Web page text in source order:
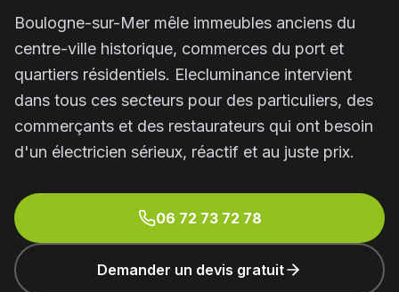
Boulogne-sur-Mer mêle immeubles anciens du
centre-ville historique, commerces du port et
quartiers résidentiels. Elecluminance intervient
dans tous ces secteurs pour des particuliers, des
commerçants et des restaurateurs qui ont besoin
d'un électricien sérieux, réactif et au juste prix.
06 72 73 72 78
Demander un devis gratuit